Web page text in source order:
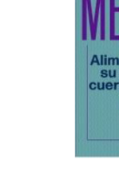
PERSONALES
QUIÉNES SOMOS